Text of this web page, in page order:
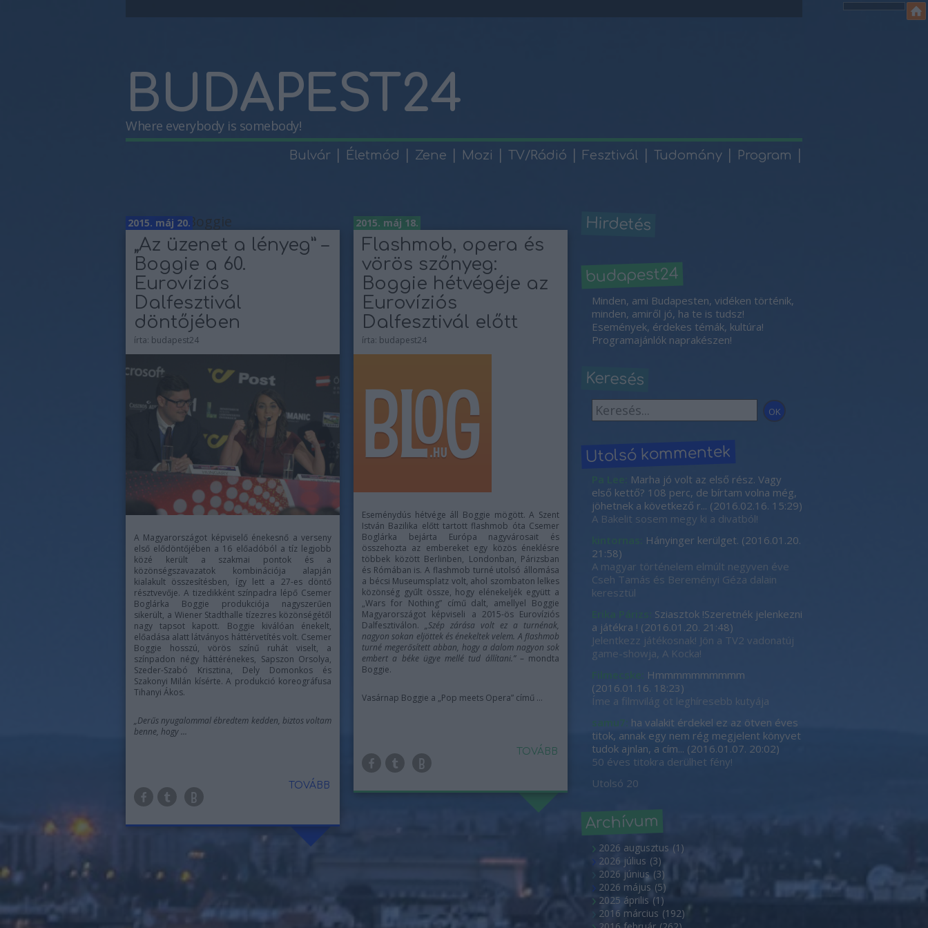
BUDAPEST24
Where everybody is somebody!
Bulvár Életmód Zene Mozi TV/Rádió Fesztivál Tudomány Program
Címkék »Boggie
2015. máj 20.
„Az üzenet a lényeg” –
Boggie a 60.
Eurovíziós
Dalfesztivál
döntőjében
írta: budapest24
A Magyarországot képviselő énekesnő a verseny
első elődöntőjében a 16 előadóból a tíz legjobb
közé került a szakmai pontok és a
közönségszavazatok kombinációja alapján
kialakult összesítésben, így lett a 27-es döntő
résztvevője. A tizedikként színpadra lépő Csemer
Boglárka Boggie produkciója nagyszerűen
sikerült, a Wiener Stadthalle tízezres közönségétől
nagy tapsot kapott. Boggie kiválóan énekelt,
előadása alatt látványos háttérvetítés volt. Csemer
Boggie hosszú, vörös színű ruhát viselt, a
színpadon négy háttérénekes, Sapszon Orsolya,
Szeder-Szabó Krisztina, Dely Domonkos és
Szakonyi Milán kísérte. A produkció koreográfusa
Tihanyi Ákos.
„Derűs nyugalommal ébredtem kedden, biztos voltam
benne, hogy ...
TOVÁBB
2015. máj 18.
Flashmob, opera és
vörös szőnyeg:
Boggie hétvégéje az
Eurovíziós
Dalfesztivál előtt
írta: budapest24
Eseménydús hétvége áll Boggie mögött. A Szent
István Bazilika előtt tartott flashmob óta Csemer
Boglárka bejárta Európa nagyvárosait és
összehozta az embereket egy közös éneklésre
többek között Berlinben, Londonban, Párizsban
és Rómában is. A flashmob turné utolsó állomása
a bécsi Museumsplatz volt, ahol szombaton lelkes
közönség gyűlt össze, hogy elénekeljék együtt a
„Wars for Nothing” című dalt, amellyel Boggie
Magyarországot képviseli a 2015-ös Eurovíziós
Dalfesztiválon. „Szép zárása volt ez a turnénak,
nagyon sokan eljöttek és énekeltek velem. A flashmob
turné megerősített abban, hogy a dalom nagyon sok
embert a béke ügye mellé tud állítani.” – mondta
Boggie.
Vasárnap Boggie a „Pop meets Opera” című ...
TOVÁBB
Hirdetés
budapest24
Minden, ami Budapesten, vidéken történik,
minden, amiről jó, ha te is tudsz!
Események, érdekes témák, kultúra!
Programajánlók naprakészen!
Keresés
Utolsó kommentek
Marha jó volt az első rész. Vagy
első kettő? 108 perc, de bírtam volna még,
jöhetnek a következő r... (2016.02.16. 15:29)
A Bakelit sosem megy ki a divatból!
Hányinger kerülget. (2016.01.20.
21:58)
A magyar történelem elmúlt negyven éve
Cseh Tamás és Bereményi Géza dalain
keresztül
Sziasztok !Szeretnék jelenkezni
a játékra ! (2016.01.20. 21:48)
Jelentkezz játékosnak! Jön a TV2 vadonatúj
game-showja, A Kocka!
Filmecske:
Hmmmmmmmmmm
(2016.01.16. 18:23)
Íme a filmvilág öt leghíresebb kutyája
samu7: ha valakit érdekel ez az ötven éves
titok, annak egy nem rég megjelent könyvet
tudok ajnlan, a cím... (2016.01.07. 20:02)
50 éves titokra derülhet fény!
Utolsó 20
Archívum
2026 augusztus (1 )
2026 július (3)
2026 június (3)
2026 május (5)
2025 április (1 )
2016 március (192)